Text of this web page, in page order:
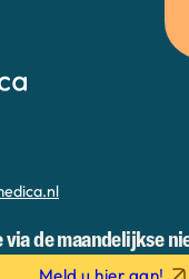
via de maandelijkse